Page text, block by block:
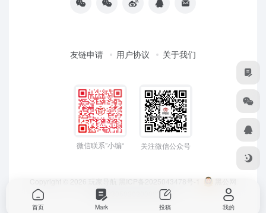
友链申请 用户协议 关于我们
微信联系”小编“ 关注微信公众号
Copyright © 2026 玩家导航 黑ICP备2025043478号-1
黑公网
安备23050202000033号
首页 Mark 投稿 我的